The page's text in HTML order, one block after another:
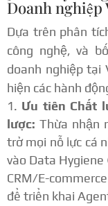
Doanh nghiệp
Dựa trên phân
công nghệ, và
doanh nghiệp tại
hiện các hành
Ưu tiên Chất
lược: Thừa nhận
trở mọi nỗ lực cá
vào Data Hygiene
CRM/E-
để triển khai